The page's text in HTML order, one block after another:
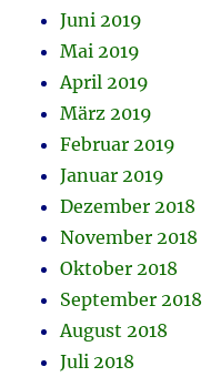
Juni 2019
Mai 2019
April 2019
März 2019
Februar 2019
Januar 2019
Dezember 2018
November 2018
Oktober 2018
September 2018
August 2018
Juli 2018